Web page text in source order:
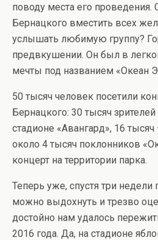
поводу места его
Бернацкого вместить всех
услышать любимую группу?
предвкушении. Он был в
мечты под названием «Океан
50 тысяч человек посетили
Бернацкого: 30 тысяч
стадионе «Авангард», 16
около 4 тысяч поклонников
концерт на территории парка.
Теперь уже, спустя три недели
можно выдохнуть и трезво
достойно нам удалось
2016 года. Да, на стадионе